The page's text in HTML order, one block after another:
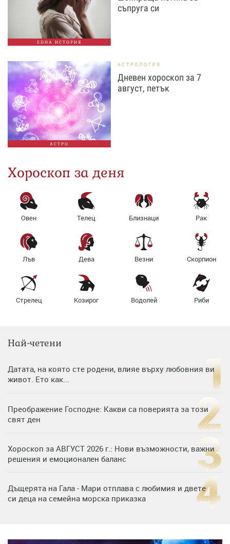
EDNA ИСТОРИЯ
съпруга си
АСТРО
АСТРОЛОГИЯ
Дневен хороскоп за 7
август, петък
Хороскоп за деня
Овен Телец Близнаци Рак
Лъв Дева Везни Скорпион
Стрелец Козирог Водолей Риби
Най-четени
Датата, на която сте родени, влияе върху любовния ви
живот. Ето как...
Преображение Господне: Какви са поверията за този
свят ден
Хороскоп за АВГУСТ 2026 г.: Нови възможности, важни
решения и емоционален баланс
Дъщерята на Гала - Мари отплава с любимия и двете
си деца на семейна морска приказка
Братя Аргирови я изненадаха с песен